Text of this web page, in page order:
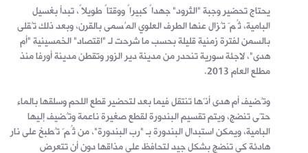
يحتاج تحضير وجبة "الثرود" جهداً كبيراً ووقتاً طويلاً، تبدأ بغسيل
البامية، ثُمّ تُزال عنها الطرف العلوي المُسمى بالقرن، وبعد ذلك تُقلى
بالسمن لفترة زمنية قليلة بحسب ما شرحت لـ "اقتصاد" الخمسينية "أم
هدى"، لاجئة سورية تنحدر من مدينة دير الزور وتقطن مدينة أورفا منذ
مطلع العام 2013.
وتُضيف أم هدى أنّها تنتقل فيما بعد لتحضير قطع اللحم وسلقها بالماء
حتّى تنضج، ويتم تقسيم البندورة لقطع صغيرة ناعمة وتُضيف إليها
البامية، ويمكن استبدال البندورة بـ "رب البندورة"، من ثُمّ تُطبخ على نار
هادئة كي تنضج بشكل جيد لتحافظ على مذاقها دون أن تتعرض